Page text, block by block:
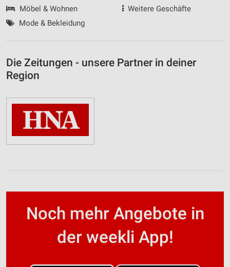
Möbel & Wohnen
Mode & Bekleidung
Weitere Geschäfte
Die Zeitungen - unsere Partner in deiner
Region
Noch mehr Angebote in
der weekli App!